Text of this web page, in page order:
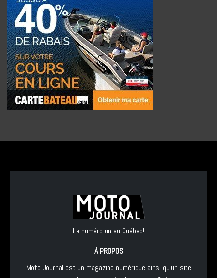
Le numéro un au Québec!
À PROPOS
Moto Journal est un magazine numérique ainsi qu'un site